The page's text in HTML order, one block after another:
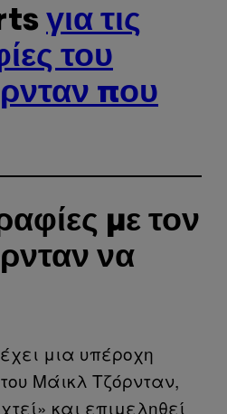
για τις
του
που
με τον
να
έχει μια υπέροχη
Μάικλ Τζόρνταν,
και επιμεληθεί